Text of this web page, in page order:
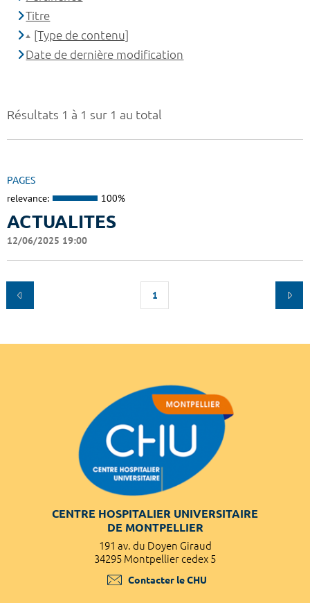
Résultats 1 à 1 sur 1 au total
PAGES
relevance: 100%
ACTUALITES
12/06/2025 19:00
1
Titre
[Type de contenu]
Date de dernière modification
CENTRE HOSPITALIER UNIVERSITAIRE
DE MONTPELLIER
191 av. du Doyen Giraud
34295 Montpellier cedex 5
Contacter le CHU